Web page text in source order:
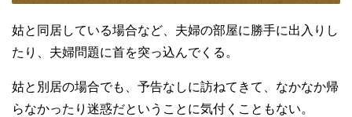
姑と同居している場合など、夫婦の部屋に勝手に出入りし
たり、夫婦問題に首を突っ込んでくる。
姑と別居の場合でも、予告なしに訪ねてきて、なかなか帰
らなかったり迷惑だということに気付くこともない。